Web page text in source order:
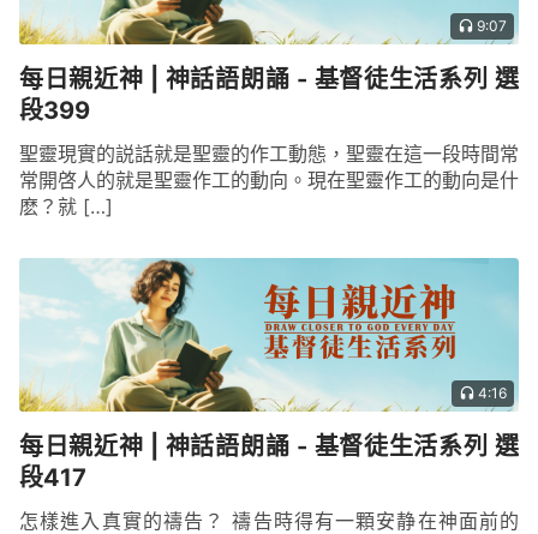
9:07
每日親近神 | 神話語朗誦 - 基督徒生活系列 選
段399
聖靈現實的説話就是聖靈的作工動態，聖靈在這一段時間常
常開啓人的就是聖靈作工的動向。現在聖靈作工的動向是什
麽？就 […]
4:16
每日親近神 | 神話語朗誦 - 基督徒生活系列 選
段417
怎樣進入真實的禱告？ 禱告時得有一顆安静在神面前的